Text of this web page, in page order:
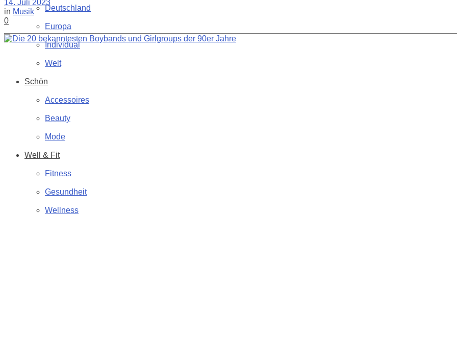
Deutschland
Europa
Individual
Welt
Schön
Accessoires
Beauty
Mode
Well & Fit
Fitness
Gesundheit
Wellness
14. Juli 2023
in Musik
0